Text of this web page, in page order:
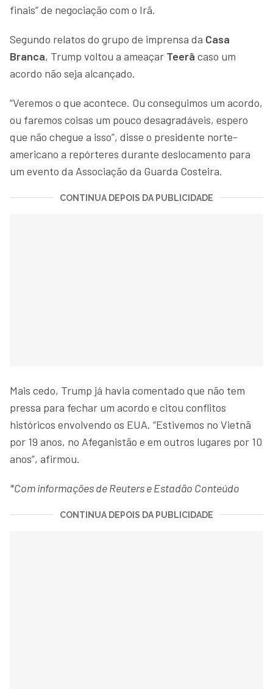
finais” de negociação com o Irã.
Segundo relatos do grupo de imprensa da Casa
Branca, Trump voltou a ameaçar Teerã caso um
acordo não seja alcançado.
“Veremos o que acontece. Ou conseguimos um acordo,
ou faremos coisas um pouco desagradáveis, espero
que não chegue a isso”, disse o presidente norte-
americano a repórteres durante deslocamento para
um evento da Associação da Guarda Costeira.
CONTINUA DEPOIS DA PUBLICIDADE
Mais cedo, Trump já havia comentado que não tem
pressa para fechar um acordo e citou conflitos
históricos envolvendo os EUA. “Estivemos no Vietnã
por 19 anos, no Afeganistão e em outros lugares por 10
anos”, afirmou.
*Com informações de Reuters e Estadão Conteúdo
CONTINUA DEPOIS DA PUBLICIDADE